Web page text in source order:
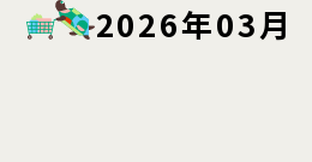
2026年03月